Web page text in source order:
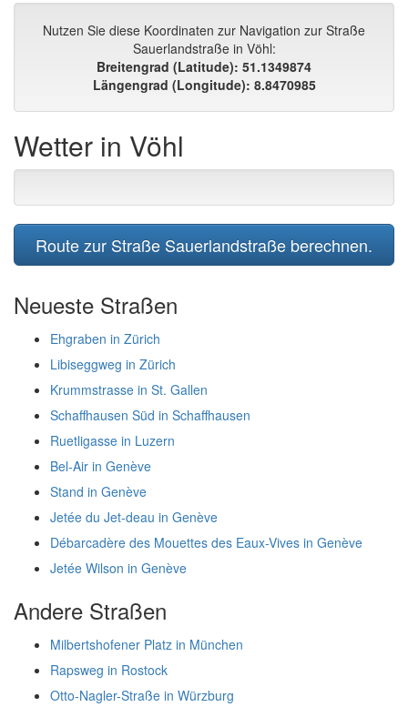
Nutzen Sie diese Koordinaten zur Navigation zur Straße
Sauerlandstraße in Vöhl:
Breitengrad (Latitude): 51.1349874
Längengrad (Longitude): 8.8470985
Wetter in Vöhl
Route zur Straße Sauerlandstraße berechnen.
Neueste Straßen
Ehgraben in Zürich
Libiseggweg in Zürich
Krummstrasse in St. Gallen
Schaffhausen Süd in Schaffhausen
Ruetligasse in Luzern
Bel-Air in Genève
Stand in Genève
Jetée du Jet-deau in Genève
Débarcadère des Mouettes des Eaux-Vives in Genève
Jetée Wilson in Genève
Andere Straßen
Milbertshofener Platz in München
Rapsweg in Rostock
Otto-Nagler-Straße in Würzburg